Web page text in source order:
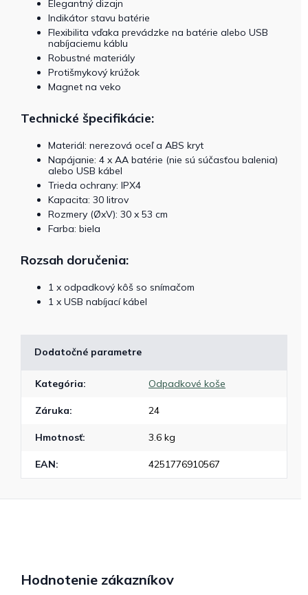
Elegantný dizajn
Indikátor stavu batérie
Flexibilita vďaka prevádzke na batérie alebo USB
nabíjaciemu káblu
Robustné materiály
Protišmykový krúžok
Magnet na veko
Technické špecifikácie:
Materiál: nerezová oceľ a ABS kryt
Napájanie: 4 x AA batérie (nie sú súčasťou balenia)
alebo USB kábel
Trieda ochrany: IPX4
Kapacita: 30 litrov
Rozmery (ØxV): 30 x 53 cm
Farba: biela
Rozsah doručenia:
1 x odpadkový kôš so snímačom
1 x USB nabíjací kábel
Dodatočné parametre
Kategória: Odpadkové koše
Záruka: 24
Hmotnosť: 3.6 kg
EAN: 4251776910567
Hodnotenie zákazníkov